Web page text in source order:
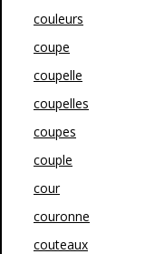
couleurs
coupe
coupelle
coupelles
coupes
couple
cour
couronne
couteaux